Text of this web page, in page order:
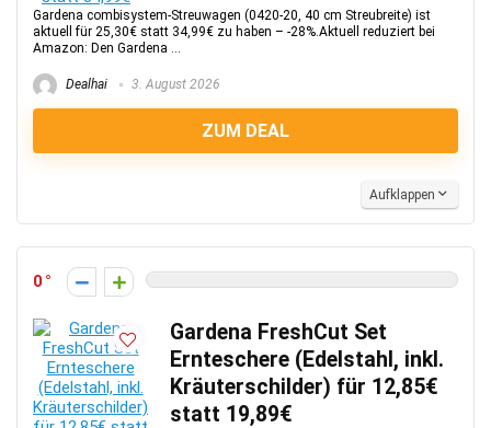
Gardena combisystem-Streuwagen (0420-20, 40 cm Streubreite) ist
aktuell für 25,30€ statt 34,99€ zu haben – -28%.Aktuell reduziert bei
Amazon: Den Gardena ...
Dealhai 3. August 2026
ZUM DEAL
Aufklappen
0
Gardena FreshCut Set
Ernteschere (Edelstahl, inkl.
Kräuterschilder) für 12,85€
statt 19,89€